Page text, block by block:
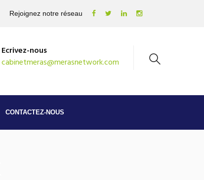
Rejoignez notre réseau
Ecrivez-nous
cabinetmeras@merasnetwork.com
CONTACTEZ-NOUS